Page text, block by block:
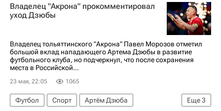
РПЛ 2026-2027 (Чемпионат России по футболу)
Владелец "Акрона" прокомментировал
уход Дзюбы
Владелец тольяттинского "Акрона" Павел Морозов отметил
большой вклад нападающего Артема Дзюбы в развитие
футбольного клуба, но подчеркнул, что после сохранения
места в Российской...
23 мая, 22:05 1065
Еще3
Футбол Спорт
Артём Дзюба